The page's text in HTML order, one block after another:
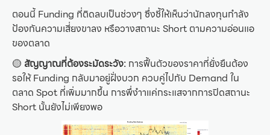
ตอนนี้ Funding ที่ติดลบเป็นช่วงๆ ซึ่งชี้ให้เห็นว่านักลงทุนกำลัง
ป้องกันความเสี่ยงขาลง หรือวางสถานะ Short ตามความอ่อนแอ
ของตลาด
🟡 สัญญาณที่ต้องระมัดระวัง: การฟื้นตัวของราคาที่ยั่งยืนต้อง
รอให้ Funding กลับมาอยู่ฝั่งบวก ควบคู่ไปกับ Demand ใน
ตลาด Spot ที่เพิ่มมากขึ้น การพึ่งำาแค่กระแสจากการปิดสถานะ
Short นั้นยังไม่เพียงพอ